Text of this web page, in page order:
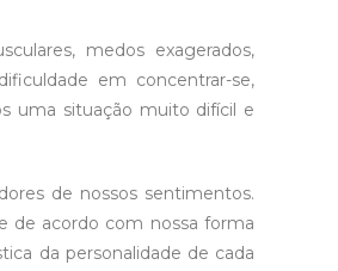
medos exagerados,
em concentrar-se,
uma situação muito difícil e
de nossos sentimentos.
de acordo com nossa forma
da personalidade de cada